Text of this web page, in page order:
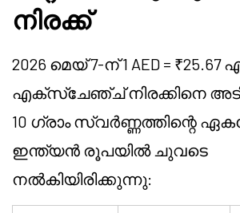
നിരക്ക്
2026 മെയ് 7-ന് 1 AED = ₹25.67
എക്സ്ചേഞ്ച് നിരക്കിനെ
10 ഗ്രാം സ്വർണ്ണത്തിന്റെ
ഇന്ത്യൻ രൂപയിൽ ചുവടെ
നൽകിയിരിക്കുന്നു: